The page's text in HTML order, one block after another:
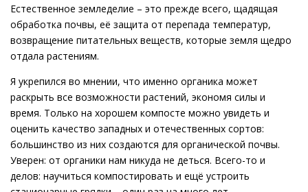
Естественное земледелие – это прежде всего, щадящая
обработка почвы, её защита от перепада температур,
возвращение питательных веществ, которые земля щедро
отдала растениям.
Я укрепился во мнении, что именно органика может
раскрыть все возможности растений, экономя силы и
время. Только на хорошем компосте можно увидеть и
оценить качество западных и отечественных сортов:
большинство из них создаются для органической почвы.
Уверен: от органики нам никуда не деться. Всего-то и
делов: научиться компостировать и ещё устроить